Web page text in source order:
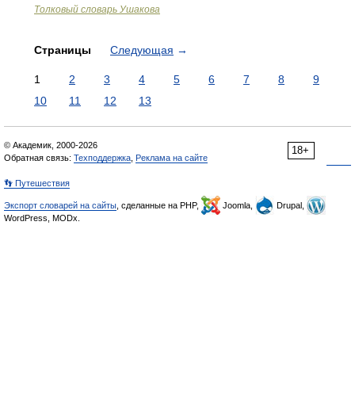
Толковый словарь Ушакова
Страницы Следующая →
1 2 3 4 5 6 7 8
9
10
11 12 13
18+
© Академик, 2000-2026
Обратная связь: Техподдержка Реклама на сайте
👣 Путешествия
Экспорт словарей на сайты , сделанные на PHP, Joomla,
Drupal,
WordPress, MODx.